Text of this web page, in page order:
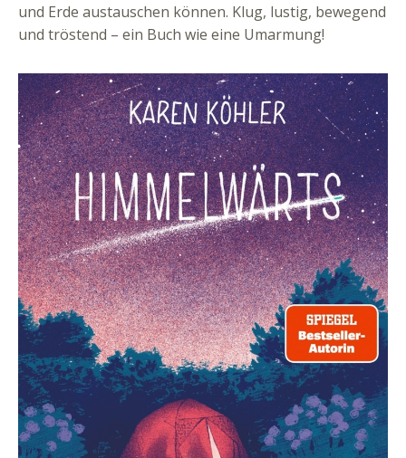
und Erde austauschen können. Klug, lustig, bewegend
und tröstend – ein Buch wie eine Umarmung!